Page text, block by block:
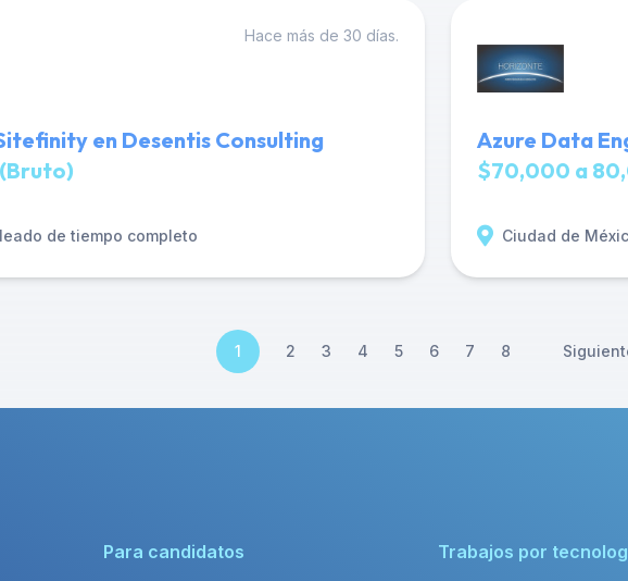
Hace más de 30 días.
en Desentis Consulting
de tiempo completo
Azure Data
$70,000 a
Ciudad de
1 2 3 4 5 6 7 8
Para candidatos Trabajos por